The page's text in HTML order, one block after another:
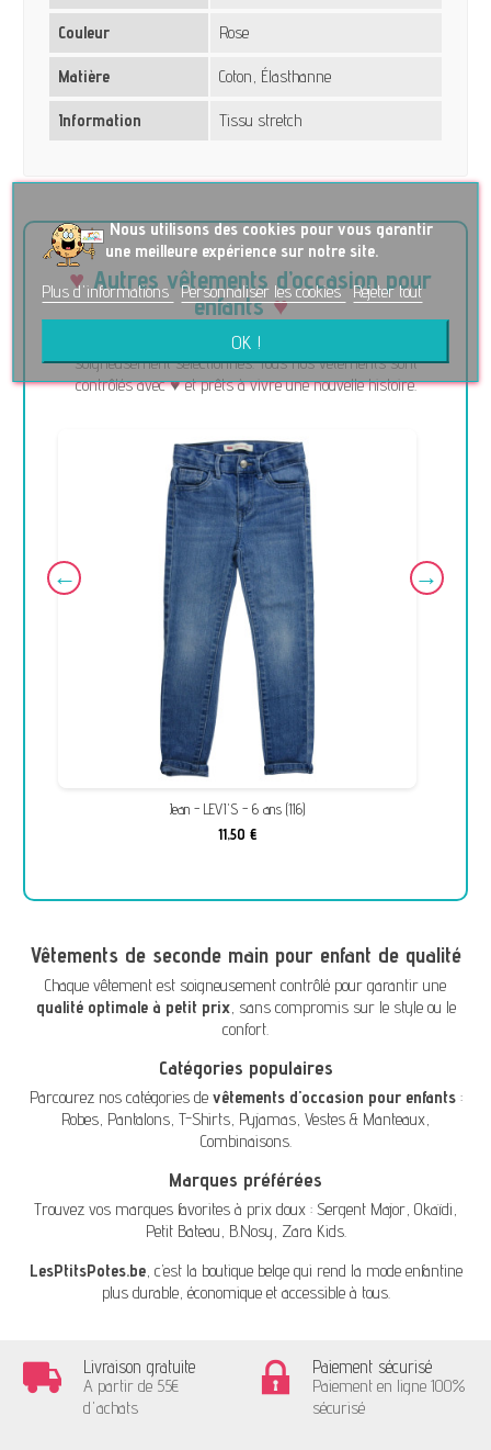
Couleur Rose
Matière Coton, Élasthanne
Information Tissu stretch
Autres vêtements d’occasion pour
enfants
Découvrez d’autres articles de seconde main pour enfants
soigneusement sélectionnés. Tous nos vêtements sont
contrôlés avec ♥ et prêts à vivre une nouvelle histoire.
Jean - LEVI'S - 6 ans (116)
11,50 €
Vêtements de seconde main pour enfant de qualité
Chaque vêtement est soigneusement contrôlé pour garantir une
qualité optimale à petit prix, sans compromis sur le style ou le
confort.
Catégories populaires
Parcourez nos catégories de vêtements d'occasion pour enfants:
Robes, Pantalons, T-Shirts, Pyjamas, Vestes & Manteaux,
Combinaisons.
Marques préférées
Trouvez vos marques favorites à prix doux : Sergent Major, Okaïdi,
Petit Bateau, B.Nosy, Zara Kids.
LesPtitsPotes.be, c’est la boutique belge qui rend la mode enfantine
plus durable, économique et accessible à tous.
Livraison gratuite
A partir de 55€
d'achats
Paiement sécurisé
Paiement en ligne 100%
sécurisé
Nous utilisons des cookies pour vous garantir
une meilleure expérience sur notre site.
Plus d'informations Personnaliser les cookies Rejeter tout
OK !